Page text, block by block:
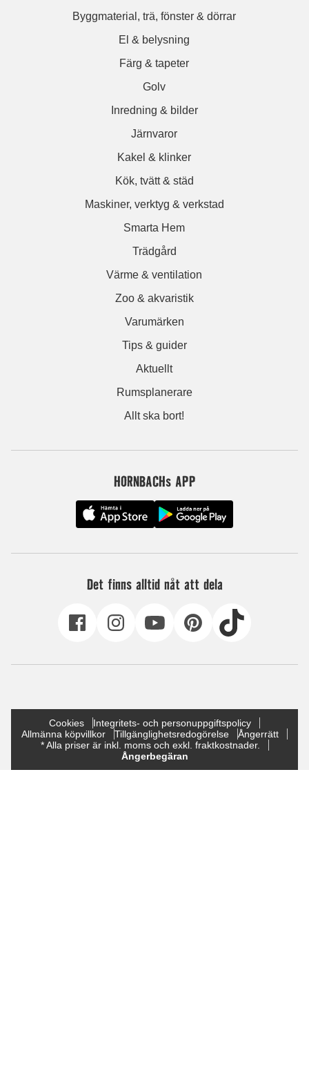
Byggmaterial, trä, fönster & dörrar
El & belysning
Färg & tapeter
Golv
Inredning & bilder
Järnvaror
Kakel & klinker
Kök, tvätt & städ
Maskiner, verktyg & verkstad
Smarta Hem
Trädgård
Värme & ventilation
Zoo & akvaristik
Varumärken
Tips & guider
Aktuellt
Rumsplanerare
Allt ska bort!
HORNBACHs APP
Det finns alltid nåt att dela
Cookies
Integritets- och personuppgiftspolicy
Allmänna köpvillkor
Tillgänglighetsredogörelse
Ångerrätt
* Alla priser är inkl. moms och exkl. fraktkostnader.
Ångerbegäran